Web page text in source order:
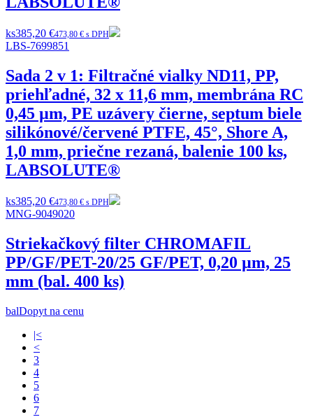
ks385,20 €473,80 € s DPH
LBS-7699851
Sada 2 v 1: Filtračné vialky ND11, PP,
priehľadné, 32 x 11,6 mm, membrána RC
0,45 µm, PE uzávery čierne, septum biele
silikónové/červené PTFE, 45°, Shore A,
1,0 mm, priečne rezaná, balenie 100 ks,
LABSOLUTE®
ks385,20 €473,80 € s DPH
MNG-9049020
Striekačkový filter CHROMAFIL
PP/GF/PET-20/25 GF/PET, 0,20 µm, 25
mm (bal. 400 ks)
balDopyt na cenu
|<
<
3
4
5
6
7